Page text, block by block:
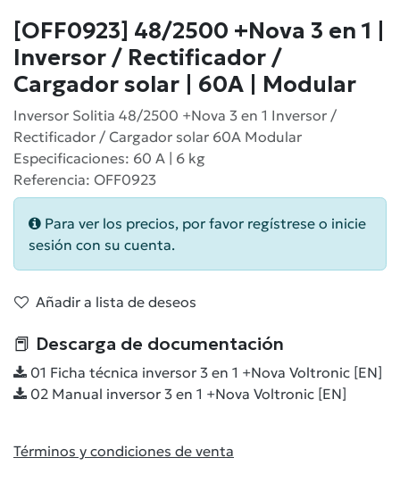
[OFF0923] 48/2500 +Nova 3 en 1 |
Inversor / Rectificador /
Cargador solar | 60A | Modular
Inversor Solitia 48/2500 +Nova 3 en 1 Inversor /
Rectificador / Cargador solar 60A Modular
Especificaciones: 60 A | 6 kg
Referencia: OFF0923
Para ver los precios, por favor regístrese o inicie
sesión con su cuenta.
Añadir a lista de deseos
📕 Descarga de documentación
01 Ficha técnica inversor 3 en 1 +Nova Voltronic [EN]
02 Manual inversor 3 en 1 +Nova Voltronic [EN]
Términos y condiciones de venta